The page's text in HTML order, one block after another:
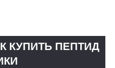
КУПИТЬ ПЕПТИД